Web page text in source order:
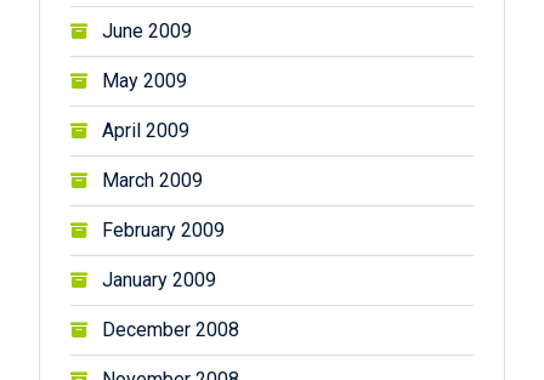
June 2009
May 2009
April 2009
March 2009
February 2009
January 2009
December 2008